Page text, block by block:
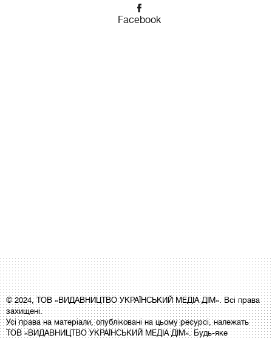
Facebook
© 2024, ТОВ «ВИДАВНИЦТВО УКРАЇНСЬКИЙ МЕДІА ДІМ». Всі права
захищені.
Усі права на матеріали, опубліковані на цьому ресурсі, належать
ТОВ «ВИДАВНИЦТВО УКРАЇНСЬКИЙ МЕДІА ДІМ». Будь-яке